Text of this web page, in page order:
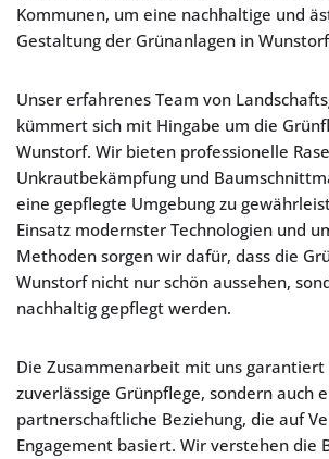
Kommunen, um eine nachhaltige und
Gestaltung der Grünanlagen in
Unser erfahrenes Team von
kümmert sich mit Hingabe um die
Wunstorf. Wir bieten professionelle
Unkrautbekämpfung und
eine gepflegte Umgebung zu
Einsatz modernster Technologien und
Methoden sorgen wir dafür, dass die
Wunstorf nicht nur schön aussehen,
nachhaltig gepflegt werden.
Die Zusammenarbeit mit uns
zuverlässige Grünpflege, sondern auch
partnerschaftliche Beziehung, die auf
Engagement basiert. Wir verstehen die